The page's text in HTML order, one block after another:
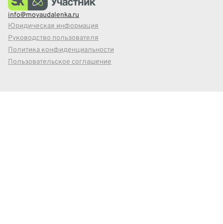
info@moyaudalenka.ru
Юридическая информация
Руководство пользователя
Политика конфиденциальности
Пользовательское соглашение